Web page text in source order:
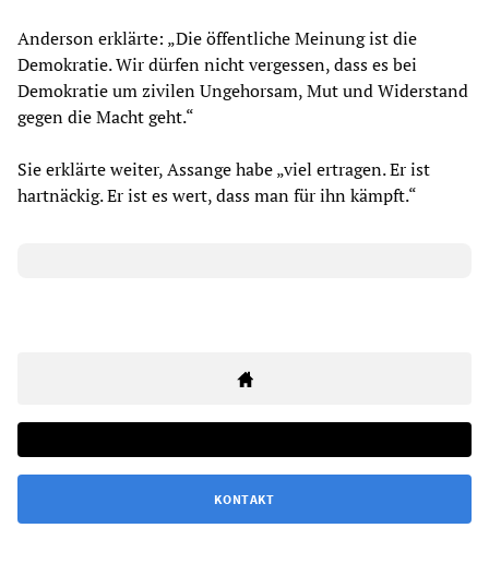
Anderson erklärte: „Die öffentliche Meinung ist die
Demokratie. Wir dürfen nicht vergessen, dass es bei
Demokratie um zivilen Ungehorsam, Mut und Widerstand
gegen die Macht geht.“
Sie erklärte weiter, Assange habe „viel ertragen. Er ist
hartnäckig. Er ist es wert, dass man für ihn kämpft.“
KONTAKT